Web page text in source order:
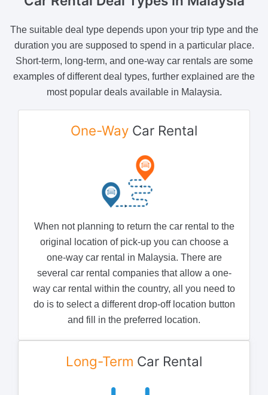
The suitable deal type depends upon your trip type and the
duration you are supposed to spend in a particular place.
Short-term, long-term, and one-way car rentals are some
examples of different deal types, further explained are the
most popular deals available in Malaysia.
One-Way Car Rental
When not planning to return the car rental to the
original location of pick-up you can choose a
one-way car rental in Malaysia. There are
several car rental companies that allow a one-
way car rental within the country, all you need to
do is to select a different drop-off location button
and fill in the preferred location.
Long-Term Car Rental